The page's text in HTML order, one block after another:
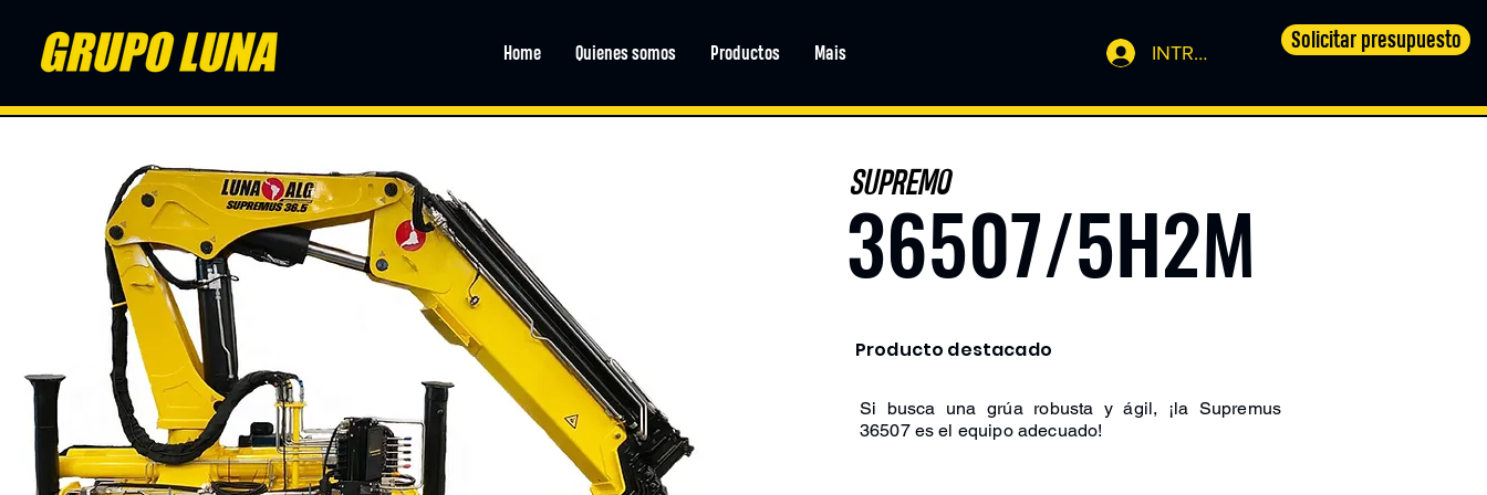
Home Quienes somos Productos Mais INTRANET Solicitar presupuesto
36507/5H2M
SUPREMO
Producto destacado
Si busca una grúa robusta y ágil, ¡la Supremus
36507 es el equipo adecuado!